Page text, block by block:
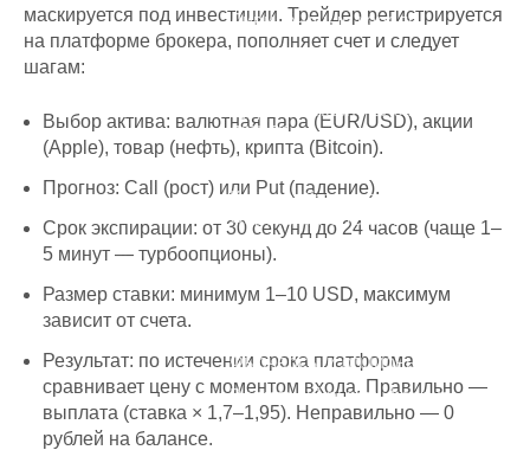
Дивидендные короли
Как избежать ошибок тех кто
Куда безопасно вложить
деньги
Бесплатная консультация
Как зарабатывать на
Форекс, а не терять?
Фьючерсы и опционы
Валютный рынок Форекс
маскируется под инвестиции. Трейдер регистрируется
на платформе брокера, пополняет счет и следует
шагам:
Выбор актива: валютная пара (EUR/USD), акции
(Apple), товар (нефть), крипта (Bitcoin).
Прогноз: Call (рост) или Put (падение).
Срок экспирации: от 30 секунд до 24 часов (чаще 1–
5 минут — турбоопционы).
Размер ставки: минимум 1–10 USD, максимум
зависит от счета.
Результат: по истечении срока платформа
сравнивает цену с моментом входа. Правильно —
выплата (ставка × 1,7–1,95). Неправильно — 0
рублей на балансе.